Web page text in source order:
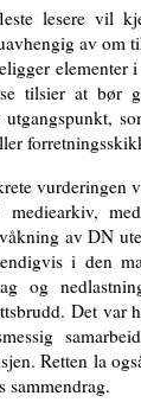
lesere vil
av om
elementer
tilsier at bør
utgangspunkt,
vurderingen
av DN
i den
og
Det var
Retten la
sammendrag.